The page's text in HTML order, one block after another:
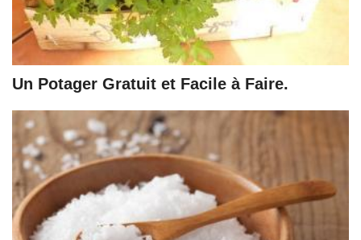
Un Potager Gratuit et Facile à Faire.